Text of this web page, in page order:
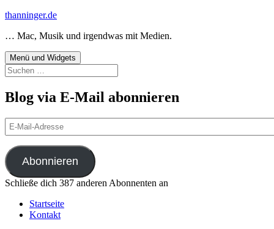
Zum
springen
thanninger.de
… Mac, Musik und irgendwas mit Medien.
Menü und Widgets
Suchen
nach:
Blog via E-Mail abonnieren
E-
Mail-
Adresse
Abonnieren
Schließe dich 387 anderen Abonnenten an
Startseite
Kontakt